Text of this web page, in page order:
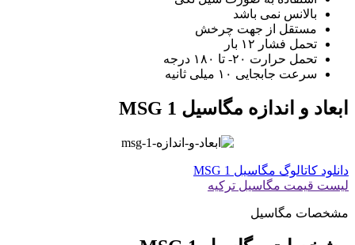
بالانس نمی باشد
مستقل از جهت چرخش
تحمل فشار ۱۲ بار
تحمل حرارت ۲۰- تا ۱۸۰ درجه
سرعت جابجایی ۱۰ میلی ثانیه
ابعاد و اندازه مگاسیل MSG 1
دانلود کاتالوگ مگاسیل MSG 1
لیست قیمت مگاسیل ترکیه
مشخصات مگاسیل